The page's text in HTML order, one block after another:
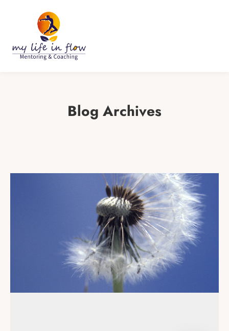
Blog Archives